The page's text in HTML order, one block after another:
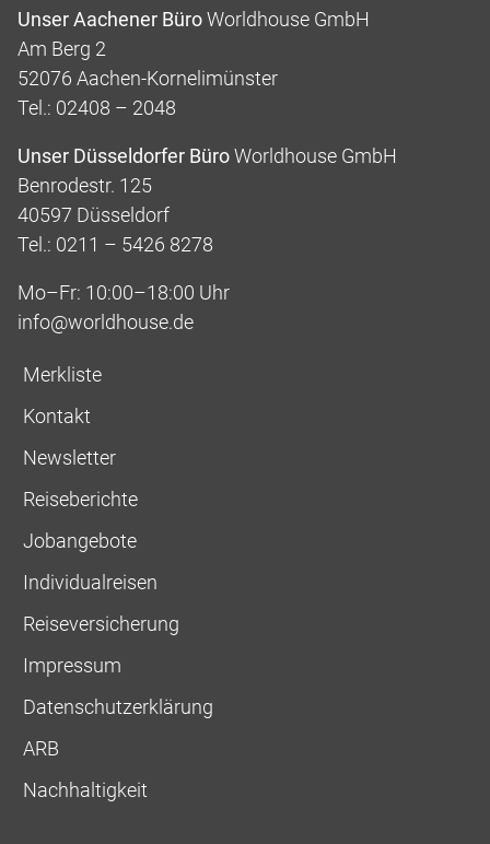
Unser Aachener BüroWorldhouse GmbH
Am Berg 2
52076 Aachen-Kornelimünster
Tel.: 02408 – 2048
Unser Düsseldorfer BüroWorldhouse GmbH
Benrodestr. 125
40597 Düsseldorf
Tel.: 0211 – 5426 8278
Mo–Fr: 10:00–18:00 Uhr
info@worldhouse.de
Merkliste
Kontakt
Newsletter
Reiseberichte
Jobangebote
Individualreisen
Reiseversicherung
Impressum
Datenschutzerklärung
ARB
Nachhaltigkeit